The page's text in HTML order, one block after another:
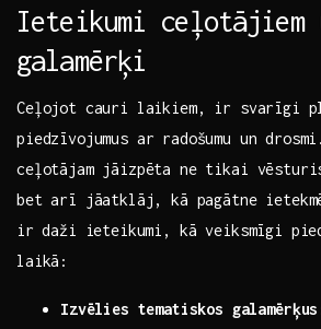
Ieteikumi ceļotājiem
galamērķi
Ceļojot cauri ‍laikiem, ir svarīgi
piedzīvojumus ar radošumu ⁢un
ceļotājam jāizpēta ne tikai
bet arī jāatklāj, kā pagātne
⁤ir daži ieteikumi, kā veiksmīgi
laikā:
Izvēlies tematiskos galamērķus